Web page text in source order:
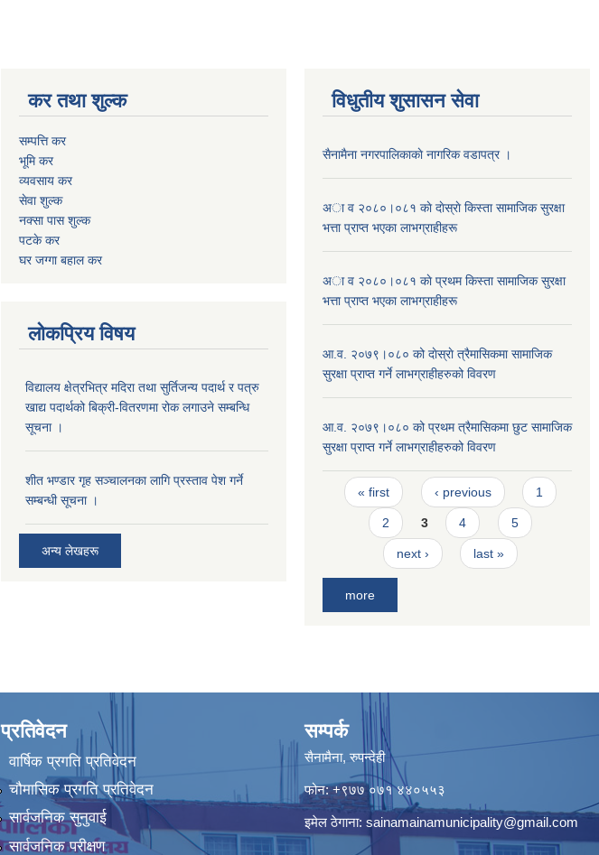
कर तथा शुल्क
सम्पत्ति कर
भूमि कर
व्यवसाय कर
सेवा शुल्क
नक्सा पास शुल्क
पटके कर
घर जग्गा बहाल कर
लोकप्रिय विषय
विद्यालय क्षेत्रभित्र मदिरा तथा सुर्तिजन्य पदार्थ र पत्रु
खाद्य पदार्थको बिक्री-वितरणमा रोक लगाउने सम्बन्धि
सूचना ।
शीत भण्डार गृह सञ्चालनका लागि प्रस्ताव पेश गर्ने
सम्बन्धी सूचना ।
अन्य लेखहरू
विधुतीय शुसासन सेवा
सैनामैना नगरपालिकाकाे नागरिक वडापत्र ।
अा व २०८०।०८१ काे दाेस्राे किस्ता सामाजिक सुरक्षा
भत्ता प्राप्त भएका लाभग्राहीहरू
अा व २०८०।०८१ काे प्रथम किस्ता सामाजिक सुरक्षा
भत्ता प्राप्त भएका लाभग्राहीहरू
आ.व. २०७९।०८० को दाेस्राे त्रैमासिकमा सामाजिक
सुरक्षा प्राप्त गर्ने लाभग्राहीहरुको विवरण
आ.व. २०७९।०८० को प्रथम त्रैमासिकमा छुट सामाजिक
सुरक्षा प्राप्त गर्ने लाभग्राहीहरुको विवरण
Pages
« first ‹ previous 1
2 3 4 5
next › last »
more
प्रतिवेदन
वार्षिक प्रगति प्रतिवेदन
चौमासिक प्रगति प्रतिवेदन
सार्वजनिक सुनुवाई
सार्वजनिक परीक्षण
सम्पर्क
सैनामैना, रुपन्देही
फोन:+९७७ ०७१ ४४०५५३
इमेल ठेगाना: sainamainamunicipality@gmail.com